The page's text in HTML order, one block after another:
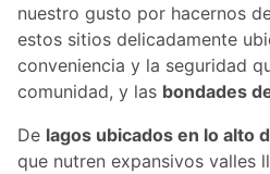
nuestro gusto por hacernos
estos sitios delicadamente
conveniencia y la seguridad
comunidad, y las bondades
De lagos ubicados en lo alto
que nutren expansivos valles